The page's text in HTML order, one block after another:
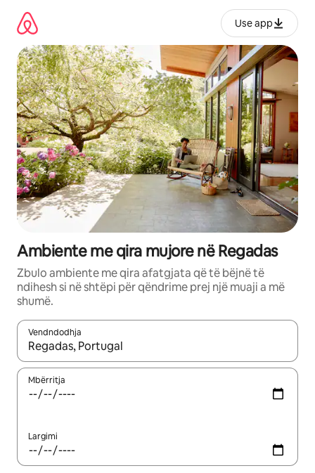
përmbajtja
Use app
Ambiente me qira mujore në Regadas
Zbulo ambiente me qira afatgjata që të bëjnë të
ndihesh si në shtëpi për qëndrime prej një muaji a më
shumë.
Vendndodhja
Kur rezultatet të jenë të disponueshme, lëviz me butonat e
Mbërritja
Largimi